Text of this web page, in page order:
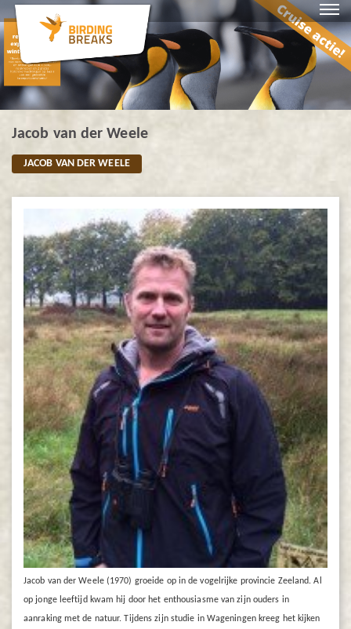
Jacob van der Weele
JACOB VAN DER WEELE
Jacob van der Weele (1970) groeide op in de vogelrijke provincie Zeeland. Al
op jonge leeftijd kwam hij door het enthousiasme van zijn ouders in
aanraking met de natuur. Tijdens zijn studie in Wageningen kreeg het kijken